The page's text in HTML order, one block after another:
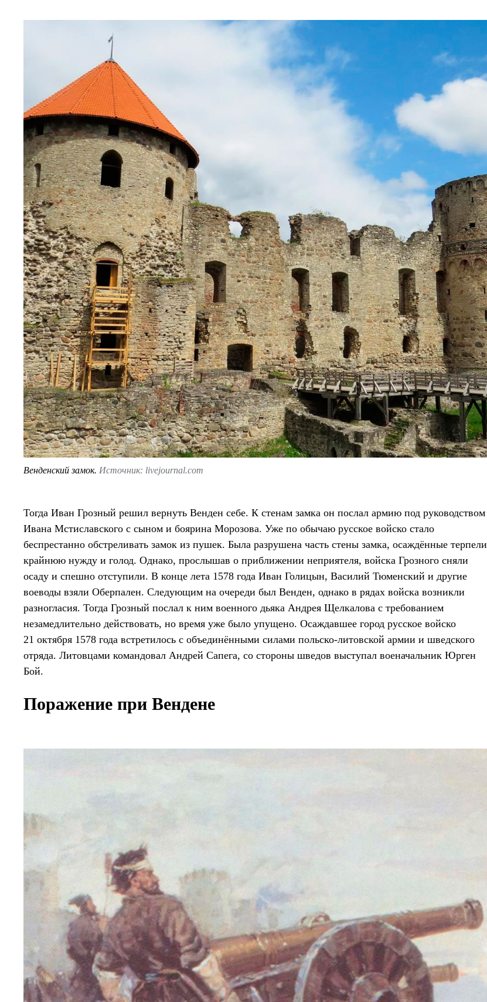
Венденский замок. Источник: livejournal.com
Тогда Иван Грозный решил вернуть Венден себе. К стенам замка он послал армию под руководством
Ивана Мстиславского с сыном и боярина Морозова. Уже по обычаю русское войско стало
беспрестанно обстреливать замок из пушек. Была разрушена часть стены замка, осаждённые терпели
крайнюю нужду и голод. Однако, прослышав о приближении неприятеля, войска Грозного сняли
осаду и спешно отступили. В конце лета 1578 года Иван Голицын, Василий Тюменский и другие
воеводы взяли Оберпален. Следующим на очереди был Венден, однако в рядах войска возникли
разногласия. Тогда Грозный послал к ним военного дьяка Андрея Щелкалова с требованием
незамедлительно действовать, но время уже было упущено. Осаждавшее город русское войско
21 октября 1578 года встретилось с объединёнными силами польско-литовской армии и шведского
отряда. Литовцами командовал Андрей Сапега, со стороны шведов выступал военачальник Юрген
Бой.
Поражение при Вендене